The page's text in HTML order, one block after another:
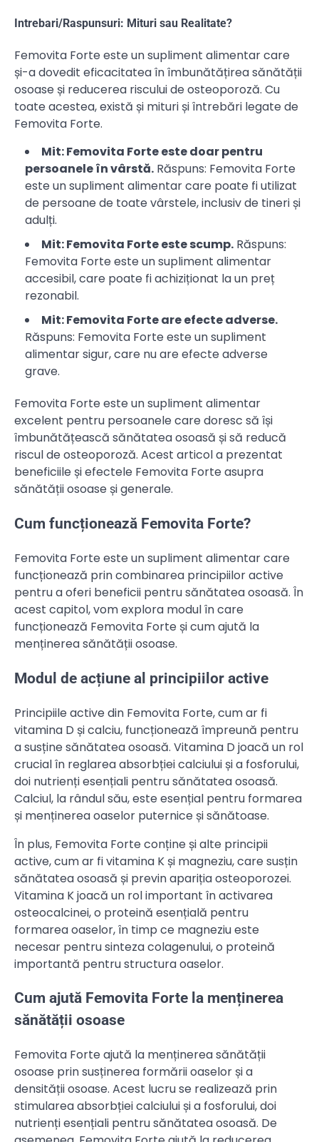
Intrebari/Raspunsuri: Mituri sau Realitate?
Femovita Forte este un supliment alimentar care
și-a dovedit eficacitatea în îmbunătățirea sănătății
osoase și reducerea riscului de osteoporoză. Cu
toate acestea, există și mituri și întrebări legate de
Femovita Forte.
Mit: Femovita Forte este doar pentru
persoanele în vârstă. Răspuns: Femovita Forte
este un supliment alimentar care poate fi utilizat
de persoane de toate vârstele, inclusiv de tineri și
adulți.
Mit: Femovita Forte este scump. Răspuns:
Femovita Forte este un supliment alimentar
accesibil, care poate fi achiziționat la un preț
rezonabil.
Mit: Femovita Forte are efecte adverse.
Răspuns: Femovita Forte este un supliment
alimentar sigur, care nu are efecte adverse
grave.
Femovita Forte este un supliment alimentar
excelent pentru persoanele care doresc să își
îmbunătățească sănătatea osoasă și să reducă
riscul de osteoporoză. Acest articol a prezentat
beneficiile și efectele Femovita Forte asupra
sănătății osoase și generale.
Cum funcționează Femovita Forte?
Femovita Forte este un supliment alimentar care
funcționează prin combinarea principiilor active
pentru a oferi beneficii pentru sănătatea osoasă. În
acest capitol, vom explora modul în care
funcționează Femovita Forte și cum ajută la
menținerea sănătății osoase.
Modul de acțiune al principiilor active
Principiile active din Femovita Forte, cum ar fi
vitamina D și calciu, funcționează împreună pentru
a susține sănătatea osoasă. Vitamina D joacă un rol
crucial în reglarea absorbției calciului și a fosforului,
doi nutrienți esențiali pentru sănătatea osoasă.
Calciul, la rândul său, este esențial pentru formarea
și menținerea oaselor puternice și sănătoase.
În plus, Femovita Forte conține și alte principii
active, cum ar fi vitamina K și magneziu, care susțin
sănătatea osoasă și previn apariția osteoporozei.
Vitamina K joacă un rol important în activarea
osteocalcinei, o proteină esențială pentru
formarea oaselor, în timp ce magneziu este
necesar pentru sinteza colagenului, o proteină
importantă pentru structura oaselor.
Cum ajută Femovita Forte la menținerea
sănătății osoase
Femovita Forte ajută la menținerea sănătății
osoase prin susținerea formării oaselor și a
densității osoase. Acest lucru se realizează prin
stimularea absorbției calciului și a fosforului, doi
nutrienți esențiali pentru sănătatea osoasă. De